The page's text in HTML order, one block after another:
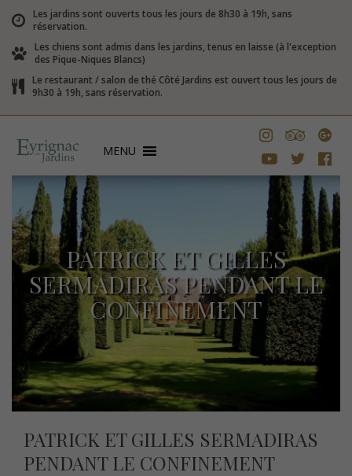
Les jardins sont ouverts tous les jours de 8h30 à 19h, sans
réservation.
Les chiens sont admis dans les jardins, tenus en laisse (à l'exception
des Pique-Niques Blancs)
Le restaurant / salon de thé Côté Jardins est ouvert tous les jours de
9h30 à 19h, sans réservation.
MENU
PATRICK ET GILLES
SERMADIRAS PENDANT LE
CONFINEMENT
PATRICK ET GILLES SERMADIRAS
PENDANT LE CONFINEMENT